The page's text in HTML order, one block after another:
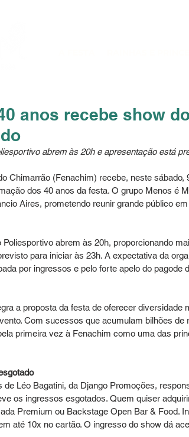
anos recebe show
abrem às 20h e apresentação está
Chimarrão (Fenachim) recebe, neste
dos 40 anos da festa. O grupo Menos é
Aires, prometendo reunir grande público
abrem às 20h, proporcionando
para iniciar às 23h. A expectativa da
por ingressos e pelo forte apelo do pagode
a proposta da festa de oferecer diversidade
Com sucessos que acumulam bilhões
primeira vez à Fenachim como uma das
de Léo Bagatini, da Django Promoções,
os ingressos esgotados. Quem quiser
Premium ou Backstage Open Bar & Food.
até 10x no cartão. O ingresso do show dá